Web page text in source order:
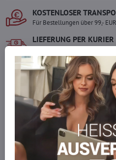
KOSTENLOSER
Für Bestellungen über 99,- EUR
LIEFERUNG PER KURIER
SICHERE ZAHLUNGEN
Gesicherte Online-Zahlungen
Ware auf Lager
Wir versenden sofort
Werden Sie Teil von
Werden Sie Teil von
Mitgliedervorteilbei jedem
Der Vorteil wird automatisch